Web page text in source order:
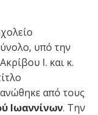
υπό την
Ι. και κ.
από τους
Ιωαννίνων. Την